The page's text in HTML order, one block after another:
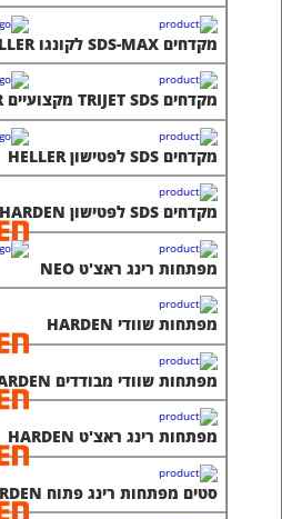
מקדחים SDS-MAX לקונגו HELLER
מקדחים TRIJET SDS מקצועיים HELLER
מקדחים SDS לפטישון HELLER
מקדחים SDS לפטישון HARDEN
מפתחות רינג ראצ'ט NEO
מפתחות שוודי HARDEN
מפתחות שוודי מבודדים HARDEN
מפתחות רינג ראצ'ט HARDEN
סטים מפתחות רינג פתוח HARDEN